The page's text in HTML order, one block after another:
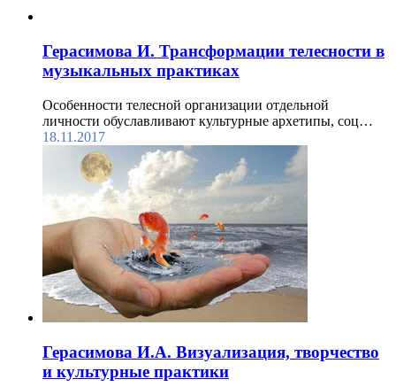
Герасимова И. Трансформации телесности в
музыкальных практиках
Особенности телесной организации отдельной
личности обуславливают культурные архетипы, соц…
18.11.2017
Герасимова И.А. Визуализация, творчество
и культурные практики